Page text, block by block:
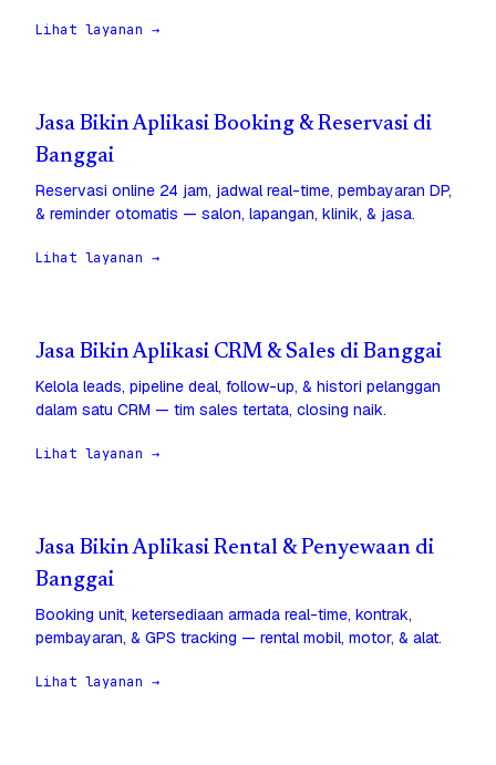
Lihat layanan →
Jasa Bikin Aplikasi Booking & Reservasi di
Banggai
Reservasi online 24 jam, jadwal real-time, pembayaran DP,
& reminder otomatis — salon, lapangan, klinik, & jasa.
Lihat layanan →
Jasa Bikin Aplikasi CRM & Sales di Banggai
Kelola leads, pipeline deal, follow-up, & histori pelanggan
dalam satu CRM — tim sales tertata, closing naik.
Lihat layanan →
Jasa Bikin Aplikasi Rental & Penyewaan di
Banggai
Booking unit, ketersediaan armada real-time, kontrak,
pembayaran, & GPS tracking — rental mobil, motor, & alat.
Lihat layanan →